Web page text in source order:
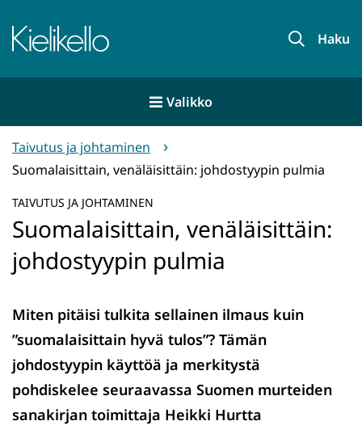
sisältöön
Etusivu Haku
Valikko
Taivutus ja johtaminen
Suomalaisittain, venäläisittäin: johdostyypin pulmia
TAIVUTUS JA JOHTAMINEN
Suomalaisittain, venäläisittäin:
johdostyypin pulmia
Miten pitäisi tulkita sellainen ilmaus kuin
”suomalaisittain hyvä tulos”? Tämän
johdostyypin käyttöä ja merkitystä
pohdiskelee seuraavassa Suomen murteiden
sanakirjan toimittaja Heikki Hurtta